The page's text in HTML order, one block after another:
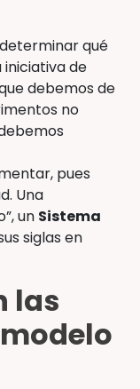
qué
iniciativa de
debemos de
no
pues
Una
un Sistema
siglas en
las